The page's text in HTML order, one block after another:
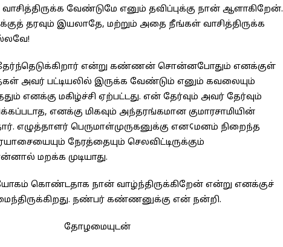
வேண்டுமே எனும் தவிப்புக்கு நான் ஆளாகிறேன்.
தரவும் இயலாதே, மற்றும் அதை நீங்கள் வாசித்திருக்க
தேர்ந்தெடுக்கிறார் என்று கண்ணன் சொன்னபோதும் எனக்குள்
அவர் பட்டியலில் இருக்க வேண்டும் எனும் கவலையும்
எனக்கு மகிழ்ச்சி ஏற்பட்டது. என் தேர்வும் அவர் தேர்வும்
எனக்கு மிகவும் அந்தரங்கமான குமாரசாமியின்
எழுத்தாளர் பெருமாள்முருகனுக்கு என¢மனம் நிறைந்த
நேரத்தையும் செலவிட்டிருக்கும்
மறக்க முடியாது.
கொண்டதாக நான் வாழ்ந்திருக்கிறேன் என்று எனக்குச்
நண்பர் கண்ணனுக்கு என் நன்றி.